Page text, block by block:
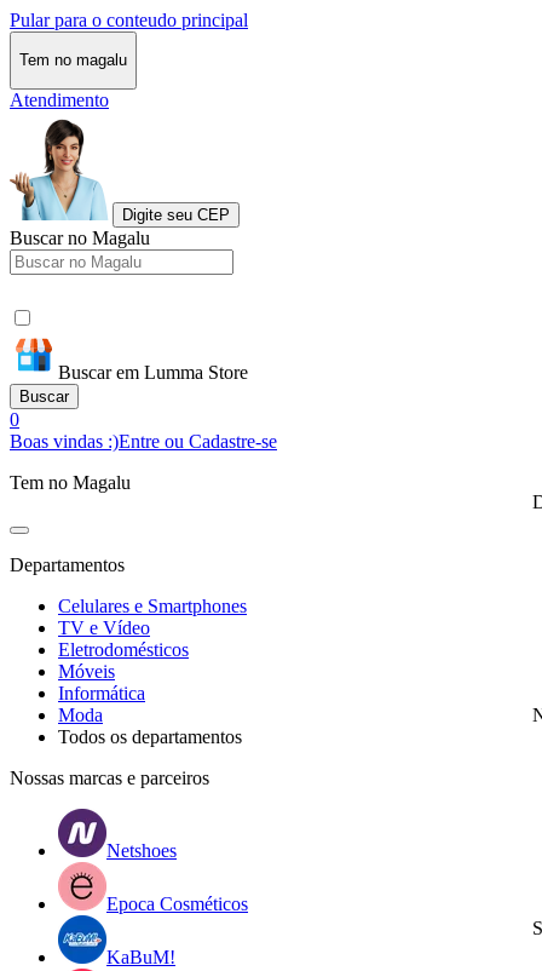
Pular para o conteudo principal
Tem no magalu
Atendimento
Digite seu CEP
Buscar no Magalu
Buscar em Lumma Store
Buscar
0
Boas vindas :)Entre ou Cadastre-se
Tem no Magalu
Departamentos
Celulares e Smartphones
TV e Vídeo
Eletrodomésticos
Móveis
Informática
Moda
Todos os departamentos
Nossas marcas e parceiros
Netshoes
Epoca Cosméticos
KaBuM!